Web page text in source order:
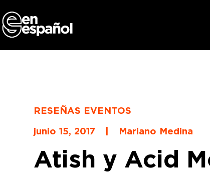
to
content
RESEÑAS EVENTOS
junio 15, 2017
| Mariano Medina
Atish y Acid